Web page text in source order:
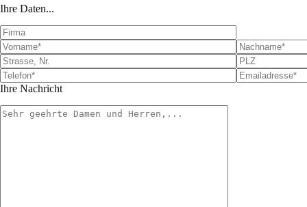
t
t
e
l
a
s
s
e
d
i
i
t
t
e
a
s
s
e
d
i
Ihre Daten...
Ihre Nachricht